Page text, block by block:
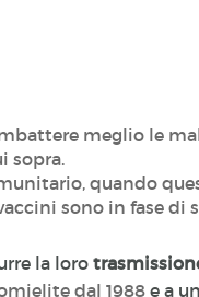
meglio le
sopra.
quando
sono in fase di
la loro
dal 1988 e a